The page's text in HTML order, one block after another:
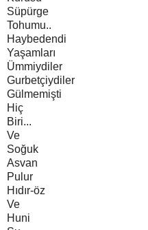
Süpürge
Tohumu..
Haybedendi
Yaşamları
Ümmiydiler
Gurbetçiydiler
Gülmemişti
Hiç
Biri...
Ve
Soğuk
Asvan
Pulur
Hıdır-öz
Ve
Huni